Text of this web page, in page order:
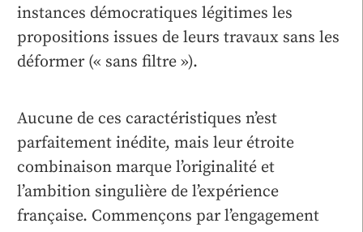
instances démocratiques légitimes les
propositions issues de leurs travaux sans les
déformer (« sans filtre »).
Aucune de ces caractéristiques n’est
parfaitement inédite, mais leur étroite
combinaison marque l’originalité et
l’ambition singulière de l’expérience
française. Commençons par l’engagement